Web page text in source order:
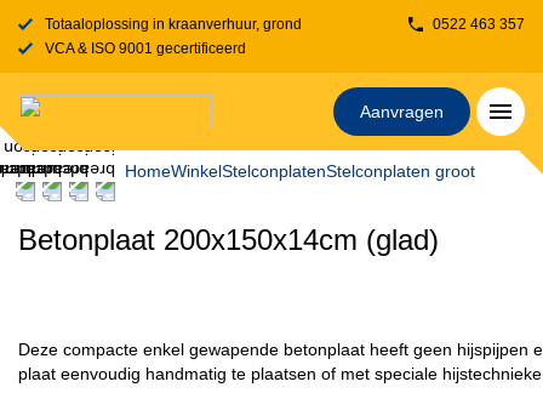
Totaaloplossing in kraanverhuur, grondverzet, transport, rijplaten en
VCA & ISO 9001 gecertificeerd
0522 463 357
Aanvragen
HomeWinkelStelconplatenStelconplaten groot
Betonplaat 200x150x14cm (glad)
Deze compacte enkel gewapende betonplaat heeft geen
plaat eenvoudig handmatig te plaatsen of met speciale